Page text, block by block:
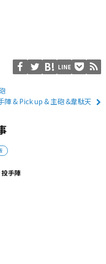
LINE
陣 & Pick up & 主砲 &韋駄天
投手陣